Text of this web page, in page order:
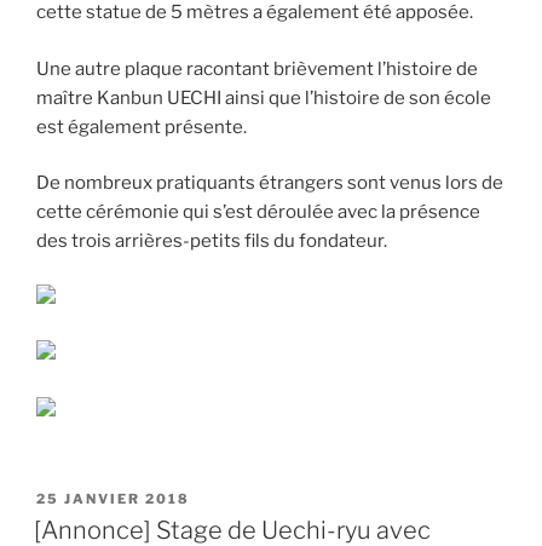
cette statue de 5 mètres a également été apposée.
Une autre plaque racontant brièvement l’histoire de
maître Kanbun UECHI ainsi que l’histoire de son école
est également présente.
De nombreux pratiquants étrangers sont venus lors de
cette cérémonie qui s’est déroulée avec la présence
des trois arrières-petits fils du fondateur.
PUBLIÉ
LE
25 JANVIER 2018
[Annonce] Stage de Uechi-ryu avec